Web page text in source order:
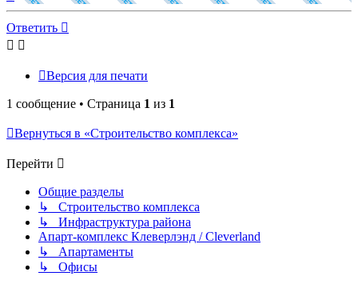
началу
Ответить
Версия для печати
1 сообщение • Страница 1 из 1
Вернуться в «Строительство комплекса»
Перейти
Общие разделы
↳ Строительство комплекса
↳ Инфраструктура района
Апарт-комплекс Клеверлэнд / Cleverland
↳ Апартаменты
↳ Офисы